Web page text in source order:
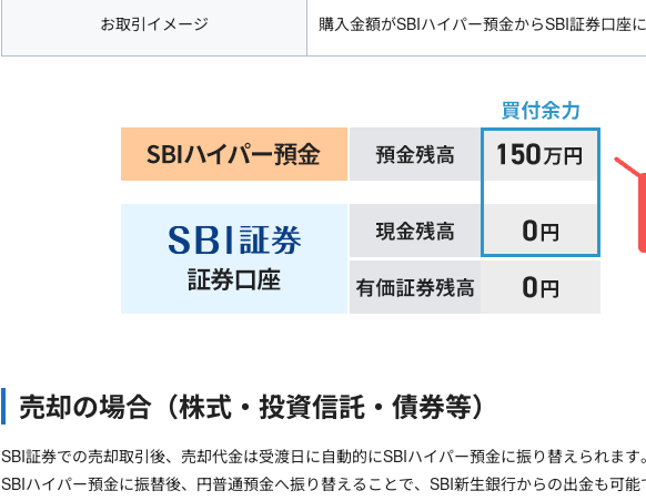
お取引イメージ 購入金額がSBIハイパー預金からSBI証券口座
売却の場合（株式・投資信託・債券等）
SBI証券での売却取引後、売却代金は受渡日に自動的にSBIハイパー預金に振り替えられます。
SBIハイパー預金に振替後、円普通預金へ振り替えることで、SBI新生銀行からの出金も可能